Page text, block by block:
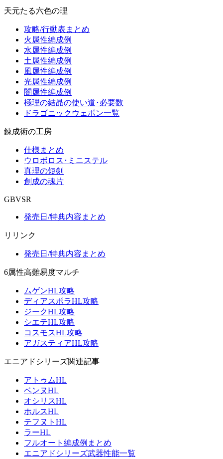
天元たる六色の理
攻略/行動表まとめ
火属性編成例
水属性編成例
土属性編成例
風属性編成例
光属性編成例
闇属性編成例
極理の結晶の使い道･必要数
ドラゴニックウェポン一覧
錬成術の工房
仕様まとめ
ウロボロス･ミニステル
真理の短剣
創成の魂片
GBVSR
発売日/特典内容まとめ
リリンク
発売日/特典内容まとめ
6属性高難易度マルチ
ムゲンHL攻略
ディアスポラHL攻略
ジークHL攻略
シエテHL攻略
コスモスHL攻略
アガスティアHL攻略
エニアドシリーズ関連記事
アトゥムHL
ベンヌHL
オシリスHL
ホルスHL
テフヌトHL
ラーHL
フルオート編成例まとめ
エニアドシリーズ武器性能一覧